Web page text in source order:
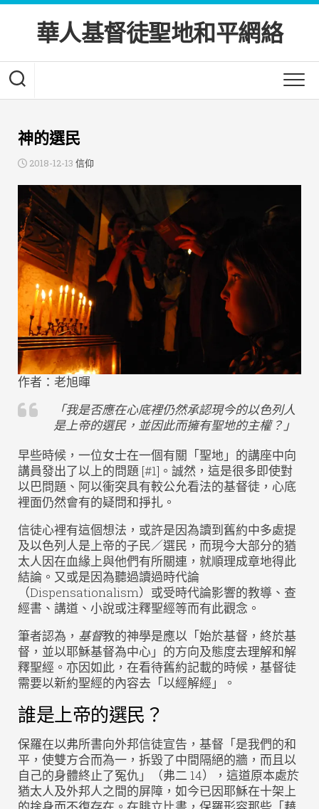
Skip
content華人基督徒聖地和平網絡
神的選民
2018-12-13 信仰
作者：老旭暉
「我是否應在心底裡仍然承認現今的以色列人
是上帝的選民，並因此而擁有聖地的主權？」
早些時候，一位女士在一個有關「聖地」的講座中向
講員發出了以上的問題 [#1]。誠然，這是很多即使對
以巴問題、阿以衝突具有較公允看法的基督徒，心底
裡面仍然會有的疑問和掙扎。
信徒心裡有這個想法，或許是因為讀到舊約中多處提
及以色列人是上帝的子民／選民，而現今大部分的猶
太人因在血緣上與他們有所關連，就順理成章地得此
結論。又或是因為聽過讀過時代論
（Dispensationalism）或受時代論影響的教導、查
經書、講道、小說或注釋聖經等而有此觀念。
筆者認為， 基督教的神學是應以「始於基督，終於基
督，並以耶穌基督為中心」的方向及態度去理解和解
釋聖經。亦因如此，在看待舊約記載的時候，基督徒
需要以新約聖經的內容去「以經解經」。
誰是上帝的選民？
保羅在以弗所書向外邦信徒宣告，基督「是我們的和
平，使雙方合而為一，拆毀了中間隔絕的牆，而且以
自己的身體終止了冤仇」（弗二 14），這道原本處於
猶太人及外邦人之間的屏障，如今已因耶穌在十架上